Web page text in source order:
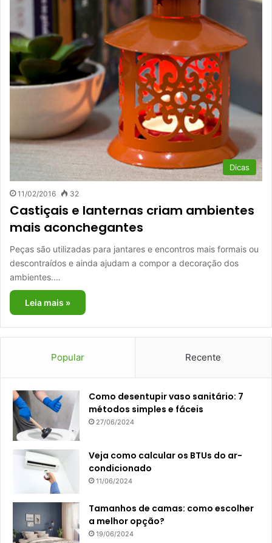
Dicas
11/02/2016 32
Castiçais e lanternas criam ambientes
mais aconchegantes
Peças são utilizadas para jantares e encontros mais formais ou
descontraídos e ainda ajudam a compor a decoração dos
ambientes.…
Leia mais »
Popular Recente
Como desentupir vaso sanitário: 7
métodos simples e fáceis
27/06/2024
Veja como calcular os BTUs do ar-
condicionado
11/06/2024
Tamanhos de camas: como escolher
a melhor opção?
19/06/2024